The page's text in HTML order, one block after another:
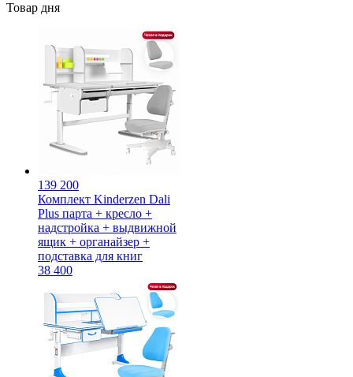
Товар дня
139 200
Комплект Kinderzen Dali
Plus парта + кресло +
надстройка + выдвижной
ящик + органайзер +
подставка для книг
38 400